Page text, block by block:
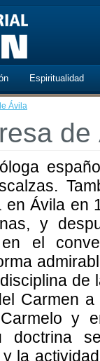
Espiritualidad
Ávila
de
en Ávila en
y
en el
de
Carmen
y
doctrina
la